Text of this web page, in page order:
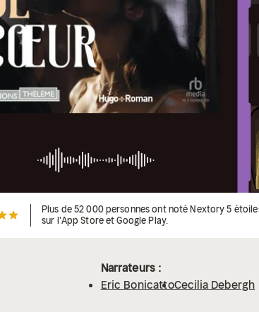
Plus de 52 000 personnes ont noté Nextory 5
sur l'App Store et Google Play.
Narrateurs :
Eric BonicattoCecilia Debergh